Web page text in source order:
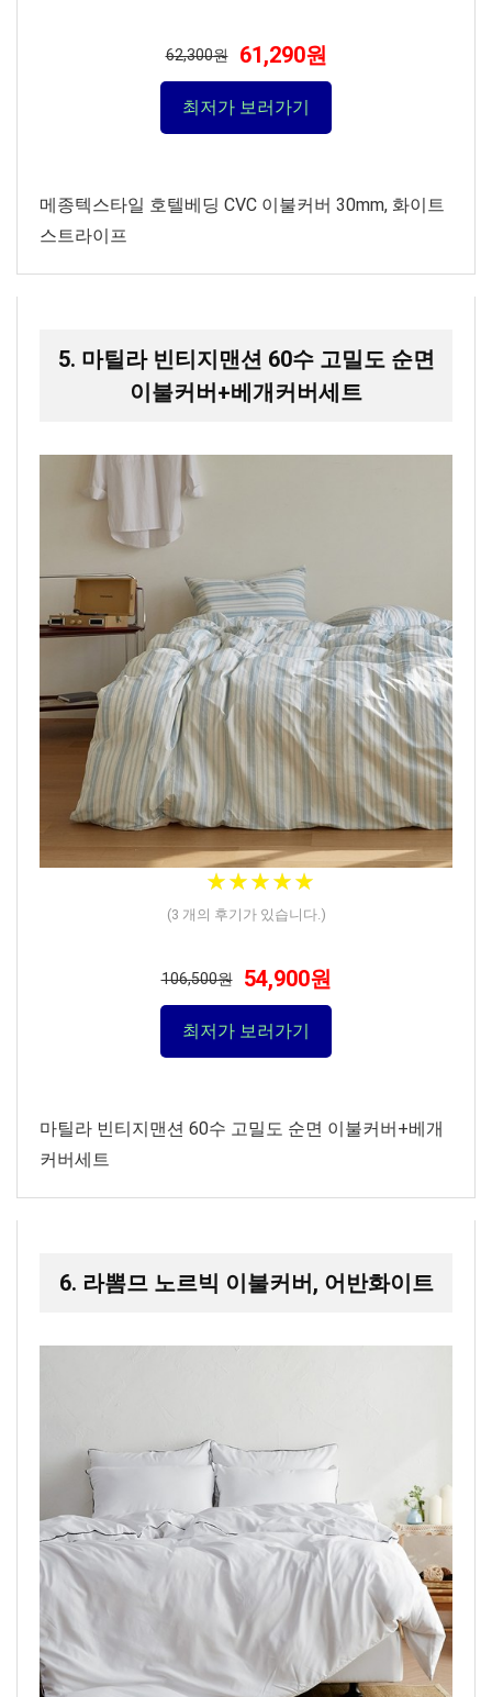
62,300원 61,290원
최저가 보러가기
메종텍스타일 호텔베딩 CVC 이불커버 30mm, 화이트
스트라이프
5. 마틸라 빈티지맨션 60수 고밀도 순면
이불커버+베개커버세트
★★★★★
★★★★★
(3 개의 후기가 있습니다.)
106,500원 54,900원
최저가 보러가기
마틸라 빈티지맨션 60수 고밀도 순면 이불커버+베개
커버세트
6. 라뽐므 노르빅 이불커버, 어반화이트